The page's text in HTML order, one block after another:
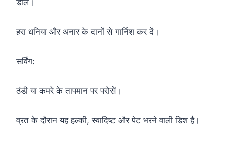
हरा धनिया और अनार के दानों से गार्निश कर दें।
सर्विंग:
ठंडी या कमरे के तापमान पर परोसें।
व्रत के दौरान यह हल्की, स्वादिष्ट और पेट भरने वाली डिश है।